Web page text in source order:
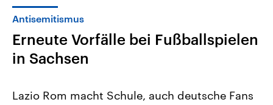
Themen
Antisemitismus
Erneute Vorfälle bei Fußballspielen
in Sachsen
Lazio Rom macht Schule, auch deutsche Fans